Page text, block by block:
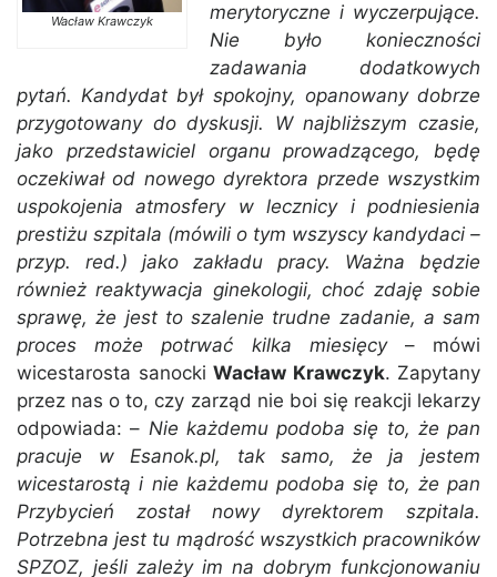
Wacław Krawczyk
merytoryczne i wyczerpujące.
Nie było konieczności
zadawania dodatkowych
pytań. Kandydat był spokojny, opanowany dobrze
przygotowany do dyskusji. W najbliższym czasie,
jako przedstawiciel organu prowadzącego, będę
oczekiwał od nowego dyrektora przede wszystkim
uspokojenia atmosfery w lecznicy i podniesienia
prestiżu szpitala (mówili o tym wszyscy kandydaci –
przyp. red.) jako zakładu pracy. Ważna będzie
również reaktywacja ginekologii, choć zdaję sobie
sprawę, że jest to szalenie trudne zadanie, a sam
proces może potrwać kilka miesięcy – mówi
wicestarosta sanocki Wacław Krawczyk. Zapytany
przez nas o to, czy zarząd nie boi się reakcji lekarzy
odpowiada: – Nie każdemu podoba się to, że pan
pracuje w Esanok.pl, tak samo, że ja jestem
wicestarostą i nie każdemu podoba się to, że pan
Przybycień został nowy dyrektorem szpitala.
Potrzebna jest tu mądrość wszystkich pracowników
SPZOZ, jeśli zależy im na dobrym funkcjonowaniu